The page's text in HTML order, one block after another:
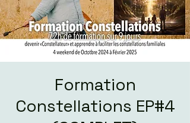
Formation
Constellations EP#4